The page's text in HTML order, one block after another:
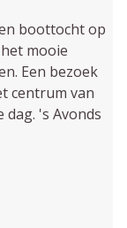
boottocht op
mooie
Een bezoek
centrum van
's Avonds